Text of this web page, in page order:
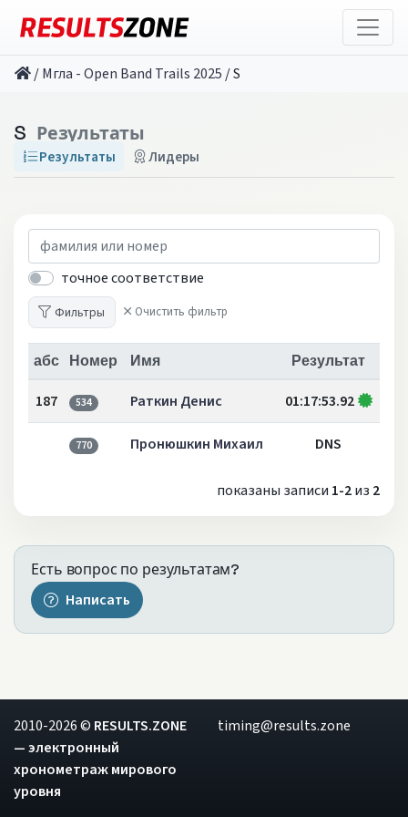
/Мгла - Open Band Trails 2025 /S
S Результаты
Результаты Лидеры
точное соответствие
Фильтры Очистить фильтр
абс Номер Имя Результат
187 534 Раткин Денис 01:17:53.92
770 Пронюшкин Михаил DNS
показаны записи 1-2из 2
Есть вопрос по результатам?
Написать
2010-2026 © RESULTS.ZONE
— электронный
хронометраж мирового
уровня
timing@results.zone